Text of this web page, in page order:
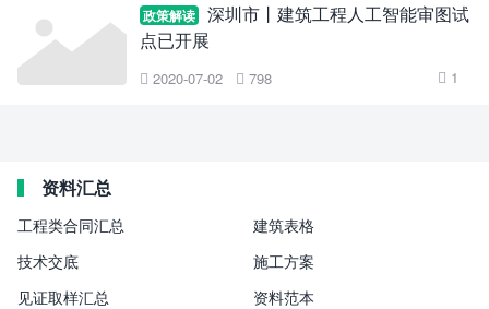
政策解读
深圳市丨建筑工程人工智能审图试
点已开展
 2020-07-02  798  1
资料汇总
工程类合同汇总
建筑表格
技术交底
施工方案
见证取样汇总
资料范本